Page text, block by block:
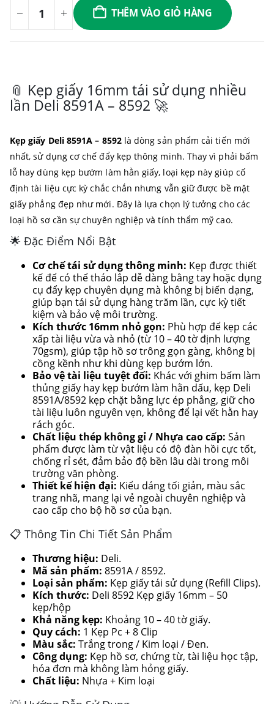
THÊM VÀO GIỎ HÀNG
📎 Kẹp giấy 16mm tái sử dụng nhiều
lần Deli 8591A – 8592 🚀
Kẹp giấy Deli 8591A – 8592là dòng sản phẩm cải tiến mới
nhất, sử dụng cơ chế đẩy kẹp thông minh. Thay vì phải bấm
lỗ hay dùng kẹp bướm làm hằn giấy, loại kẹp này giúp cố
định tài liệu cực kỳ chắc chắn nhưng vẫn giữ được bề mặt
giấy phẳng đẹp như mới. Đây là lựa chọn lý tưởng cho các
loại hồ sơ cần sự chuyên nghiệp và tính thẩm mỹ cao.
🌟 Đặc Điểm Nổi Bật
Cơ chế tái sử dụng thông minh: Kẹp được thiết
kế để có thể tháo lắp dễ dàng bằng tay hoặc dụng
cụ đẩy kẹp chuyên dụng mà không bị biến dạng,
giúp bạn tái sử dụng hàng trăm lần, cực kỳ tiết
kiệm và bảo vệ môi trường.
Kích thước 16mm nhỏ gọn: Phù hợp để kẹp các
xấp tài liệu vừa và nhỏ (từ 10 – 40 tờ định lượng
70gsm), giúp tập hồ sơ trông gọn gàng, không bị
cồng kềnh như khi dùng kẹp bướm lớn.
Bảo vệ tài liệu tuyệt đối: Khác với ghim bấm làm
thủng giấy hay kẹp bướm làm hằn dấu, kẹp Deli
8591A/8592 kẹp chặt bằng lực ép phẳng, giữ cho
tài liệu luôn nguyên vẹn, không để lại vết hằn hay
rách góc.
Chất liệu thép không gỉ / Nhựa cao cấp: Sản
phẩm được làm từ vật liệu có độ đàn hồi cực tốt,
chống rỉ sét, đảm bảo độ bền lâu dài trong môi
trường văn phòng.
Thiết kế hiện đại: Kiểu dáng tối giản, màu sắc
trang nhã, mang lại vẻ ngoài chuyên nghiệp và
cao cấp cho bộ hồ sơ của bạn.
📋 Thông Tin Chi Tiết Sản Phẩm
Thương hiệu: Deli.
Mã sản phẩm: 8591A / 8592.
Loại sản phẩm: Kẹp giấy tái sử dụng (Refill Clips).
Kích thước: Deli 8592 Kẹp giấy 16mm – 50
kẹp/hộp
Khả năng kẹp: Khoảng 10 – 40 tờ giấy.
Quy cách: 1 Kẹp Pc + 8 Clip
Màu sắc: Trắng trong / Kim loại / Đen.
Công dụng: Kẹp hồ sơ, chứng từ, tài liệu học tập,
hóa đơn mà không làm hỏng giấy.
Chất liệu: Nhựa + Kim loại